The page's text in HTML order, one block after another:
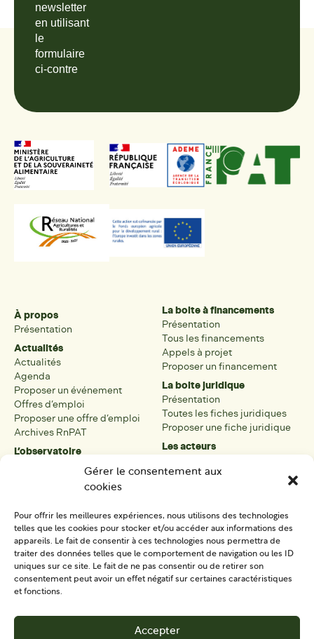
Gérer le consentement aux
cookies
Pour offrir les meilleures expériences, nous utilisons des technologies
telles que les cookies pour stocker et/ou accéder aux informations des
appareils. Le fait de consentir à ces technologies nous permettra de
traiter des données telles que le comportement de navigation ou les ID
uniques sur ce site. Le fait de ne pas consentir ou de retirer son
consentement peut avoir un effet négatif sur certaines caractéristiques
et fonctions.
Accepter
newsletter
en utilisant
le
formulaire
ci-contre
À propos
Présentation
Actualités
Actualités
Agenda
Proposer un événement
Offres d’emploi
Proposer une offre d’emploi
Archives RnPAT
L’observatoire
Présentation de l’observatoire
La boîte à outils
Présentation
Tous les outils
Proposer un outil
La boite à financements
Présentation
Tous les financements
Appels à projet
Proposer un financement
La boite juridique
Présentation
Toutes les fiches juridiques
Proposer une fiche juridique
Les acteurs
Tous les acteurs
CONTACT